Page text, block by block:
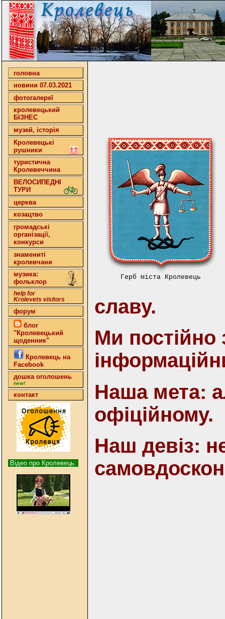
головна
новини 07.03.2021
фотогалереї
кролевецький
БІЗНЕС
музей, історія
Кролевецькі
рушники
туристична
Кролевеччина
ВЕЛОСИПЕДНІ
ТУРИ
церква
козацтво
громадські
організації,
конкурси
знамениті
кролевчани
музика:
фольклор
help for
Krolevets visitors
форум
блог
"Кролевецький
щоденник"
Кролевець на
Facebook
дошка оголошень
new!
контакт
Відео про Кролевець:
Герб міста Кролевець
славу.
Ми постійно
Наша мета:
офіційному.
Наш девіз: